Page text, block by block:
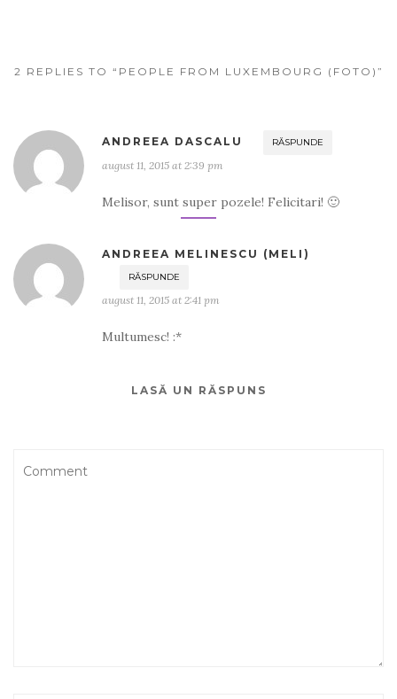
2 REPLIES TO “PEOPLE FROM LUXEMBOURG (FOTO)”
ANDREEA DASCALU RĂSPUNDE
august 11, 2015 at 2:39 pm
Melisor, sunt super pozele! Felicitari! 🙂
ANDREEA MELINESCU (MELI)
RĂSPUNDE
august 11, 2015 at 2:41 pm
Multumesc! :*
LASĂ UN RĂSPUNS